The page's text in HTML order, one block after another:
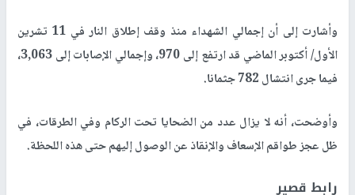
وأشارت إلى أن إجمالي الشهداء منذ وقف إطلاق النار في 11 تشرين
الأول/ أكتوبر الماضي قد ارتفع إلى 970، وإجمالي الإصابات إلى 3,063،
فيما جرى انتشال 782 جثمانا.
وأوضحت، أنه لا يزال عدد من الضحايا تحت الركام وفي الطرقات، في
ظل عجز طواقم الإسعاف والإنقاذ عن الوصول إليهم حتى هذه اللحظة.
رابط قصير